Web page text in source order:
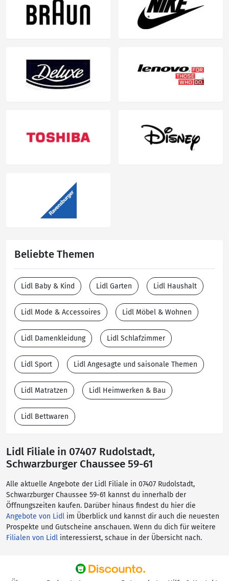
Beliebte Themen
Lidl Baby & Kind Lidl Garten Lidl Haushalt
Lidl Mode & Accessoires Lidl Möbel & Wohnen
Lidl Damenkleidung Lidl Schlafzimmer
Lidl Sport Lidl Angesagte und saisonale Themen
Lidl Matratzen Lidl Heimwerken & Bau
Lidl Bettwaren
Lidl Filiale in 07407 Rudolstadt,
Schwarzburger Chaussee 59-61
Alle aktuelle Angebote der Lidl Filiale in 07407 Rudolstadt,
Schwarzburger Chaussee 59-61 kannst du innerhalb der
Öffnungszeiten kaufen. Darüber hinaus findest du hier die
Angebote von Lidl im Überblick und kannst dir auch die neuesten
Prospekte und Gutscheine anschauen. Wenn du dich für weitere
Filialen von Lidl interessierst, schaue in der Übersicht nach.